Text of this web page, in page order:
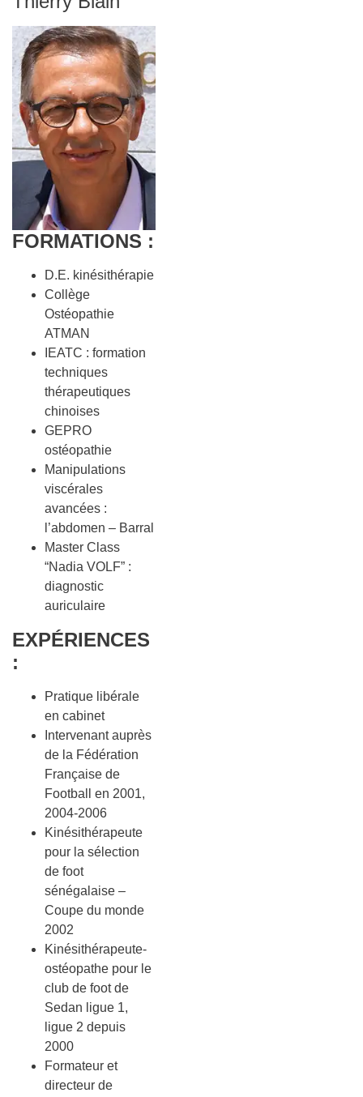
FORMATIONS :
D.E. kinésithérapie
Collège
Ostéopathie
ATMAN
IEATC : formation
techniques
thérapeutiques
chinoises
GEPRO
ostéopathie
Manipulations
viscérales
avancées :
l’abdomen – Barral
Master Class
“Nadia VOLF” :
diagnostic
auriculaire
EXPÉRIENCES
:
Pratique libérale
en cabinet
Intervenant auprès
de la Fédération
Française de
Football en 2001,
2004-2006
Kinésithérapeute
pour la sélection
de foot
sénégalaise –
Coupe du monde
2002
Kinésithérapeute-
ostéopathe pour le
club de foot de
Sedan ligue 1,
ligue 2 depuis
2000
Formateur et
directeur de